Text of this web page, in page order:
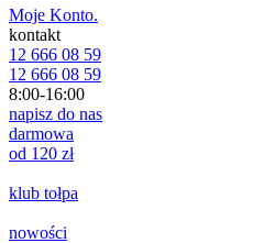
Moje Konto.
kontakt
12 666 08 59
12 666 08 59
8:00-16:00
napisz do nas
darmowa
od 120 zł
klub tołpa
nowości